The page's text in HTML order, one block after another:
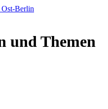
Berlin
und Themen